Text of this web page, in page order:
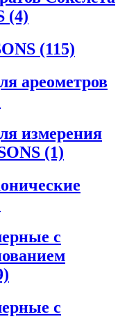
(4)
(115)
ареометров
измерения
(1)
с
с